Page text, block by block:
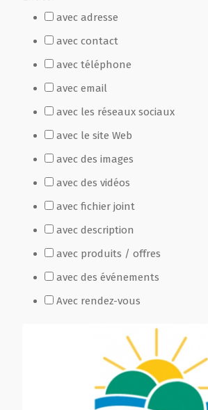
avec adresse
avec contact
avec téléphone
avec email
avec les réseaux sociaux
avec le site Web
avec des images
avec des vidéos
avec fichier joint
avec description
avec produits / offres
avec des événements
Avec rendez-vous
Fête Marché Paysan
Partenaires